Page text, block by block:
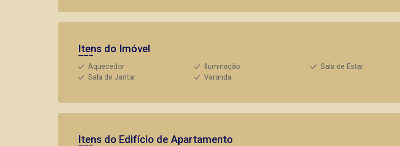
Itens do Imóvel
Aquecedor Iluminação
Sala de Estar
Sala de Jantar
Varanda
Itens do Edifício de Apartamento